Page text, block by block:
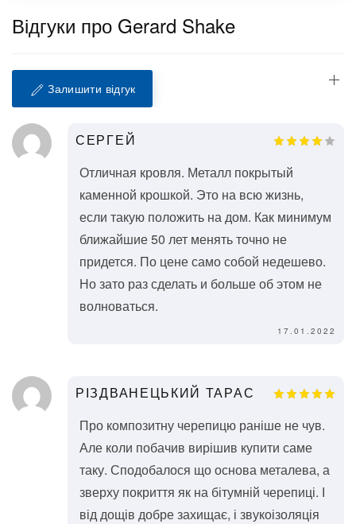
Відгуки про Gerard Shake
Залишити відгук
СЕРГЕЙ
Отличная кровля. Металл покрытый
каменной крошкой. Это на всю жизнь,
если такую положить на дом. Как минимум
ближайшие 50 лет менять точно не
придется. По цене само собой недешево.
Но зато раз сделать и больше об этом не
волноваться.
17.01.2022
РІЗДВАНЕЦЬКИЙ ТАРАС
Про композитну черепицю раніше не чув.
Але коли побачив вирішив купити саме
таку. Сподобалося що основа металева, а
зверху покриття як на бітумній черепиці. І
від дощів добре захищає, і звукоізоляція